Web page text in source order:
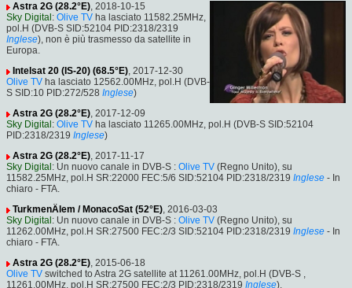
Astra 2G (28.2°E), 2018-10-15
Sky Digital : Olive TV ha lasciato 11582.25MHz,
pol.H (DVB-S SID:52104 PID:2318/2319
Inglese), non è più trasmesso da satellite in
Europa.
Intelsat 20 (IS-20) (68.5°E), 2017-12-30
Olive TV ha lasciato 12562.00MHz, pol.H (DVB-
S SID:10 PID:272/528 Inglese)
Astra 2G (28.2°E), 2017-12-09
Sky Digital : Olive TV ha lasciato 11265.00MHz, pol.H (DVB-S SID:52104
PID:2318/2319 Inglese)
Astra 2G (28.2°E), 2017-11-17
Sky Digital : Un nuovo canale in DVB-S : Olive TV (Regno Unito), su
11582.25MHz, pol.H SR:22000 FEC:5/6 SID:52104 PID:2318/2319 Inglese - In
chiaro - FTA.
TurkmenÄlem / MonacoSat (52°E), 2016-03-03
Sky Digital : Un nuovo canale in DVB-S : Olive TV (Regno Unito), su
11262.00MHz, pol.H SR:27500 FEC:2/3 SID:52104 PID:2318/2319 Inglese - In
chiaro - FTA.
Astra 2G (28.2°E), 2015-06-18
Olive TV switched to Astra 2G satellite at 11261.00MHz, pol.H (DVB-S ,
11261.00MHz, pol.H SR:27500 FEC:2/3 PID:2318/2319 Inglese).